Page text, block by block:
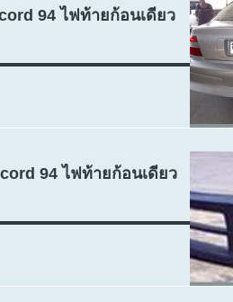
94 ไฟท้ายก้อนเดียว
94 ไฟท้ายก้อนเดียว